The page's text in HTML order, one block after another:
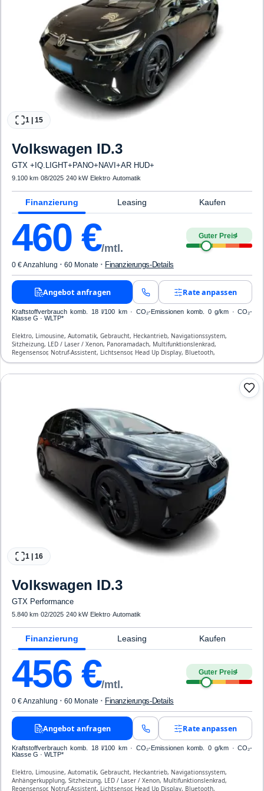
1 15
Volkswagen ID.3
GTX +IQ.LIGHT+PANO+NAVI+AR HUD+
9.100 km·08/2025·240 kW· Elektro·Automatik
Finanzierung Leasing Kaufen
460 €/mtl.
Guter Preis4
0 € Anzahlung · 60 Monate · Finanzierungs-Details
Angebot anfragen Rate anpassen
Kraftstoffverbrauch komb. 18 l/100 km · CO₂-Emissionen komb. 0 g/km · CO₂-
Klasse G · WLTP*
Elektro, Limousine, Automatik, Gebraucht, Heckantrieb, Navigationssystem,
Sitzheizung, LED / Laser / Xenon, Panoramadach, Multifunktionslenkrad,
Regensensor, Notruf-Assistent, Lichtsensor, Head Up Display, Bluetooth,
Freisprecheinrichtung, Verkehrszeichen-Erkennung, ESP, ABS, Klimatisierung, Front-,
1 16
Volkswagen ID.3
GTX Performance
5.840 km·02/2025·240 kW· Elektro·Automatik
Finanzierung Leasing Kaufen
456 €/mtl.
Guter Preis4
0 € Anzahlung · 60 Monate · Finanzierungs-Details
Angebot anfragen Rate anpassen
Kraftstoffverbrauch komb. 18 l/100 km · CO₂-Emissionen komb. 0 g/km · CO₂-
Klasse G · WLTP*
Elektro, Limousine, Automatik, Gebraucht, Heckantrieb, Navigationssystem,
Anhängerkupplung, Sitzheizung, LED / Laser / Xenon, Multifunktionslenkrad,
Regensensor, Notruf-Assistent, Lichtsensor, Head Up Display, Bluetooth,